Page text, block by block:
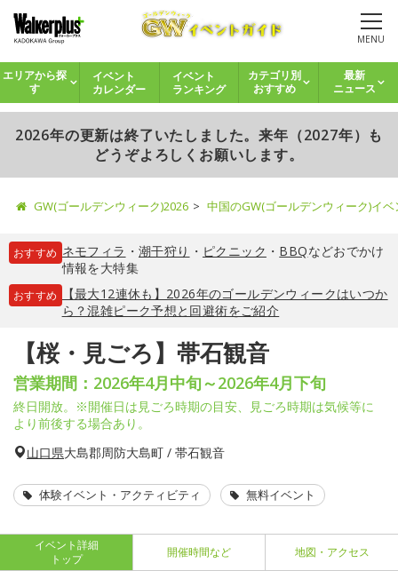
MENU
エリアから探
す
イベント
カレンダー
イベント
ランキング
カテゴリ別
おすすめ
最新
ニュース
2026年の更新は終了いたしました。来年（2027年）も
どうぞよろしくお願いします。
GW(ゴールデンウィーク)2026 中国のGW(ゴールデンウィーク)イ
おすすめ ネモフィラ ・ 潮干狩り ・ ピクニック ・ BBQなどおでかけ
情報を大特集
おすすめ
【最大12連休も】2026年のゴールデンウィークはいつか
ら？混雑ピーク予想と回避術をご紹介
【桜・見ごろ】帯石観音
営業期間：2026年4月中旬～2026年4月下旬
終日開放。※開催日は見ごろ時期の目安、見ごろ時期は気候等に
より前後する場合あり。
山口県大島郡周防大島町 / 帯石観音
体験イベント・アクティビティ 無料イベント
イベント詳細
トップ
開催時間など 地図・アクセス